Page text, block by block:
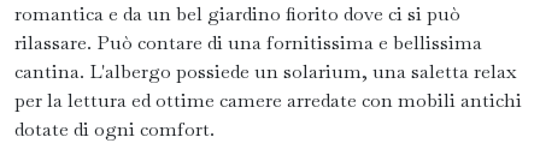
romantica e da un bel giardino fiorito dove ci si può
rilassare. Può contare di una fornitissima e bellissima
cantina. L'albergo possiede un solarium, una saletta relax
per la lettura ed ottime camere arredate con mobili antichi
dotate di ogni comfort.